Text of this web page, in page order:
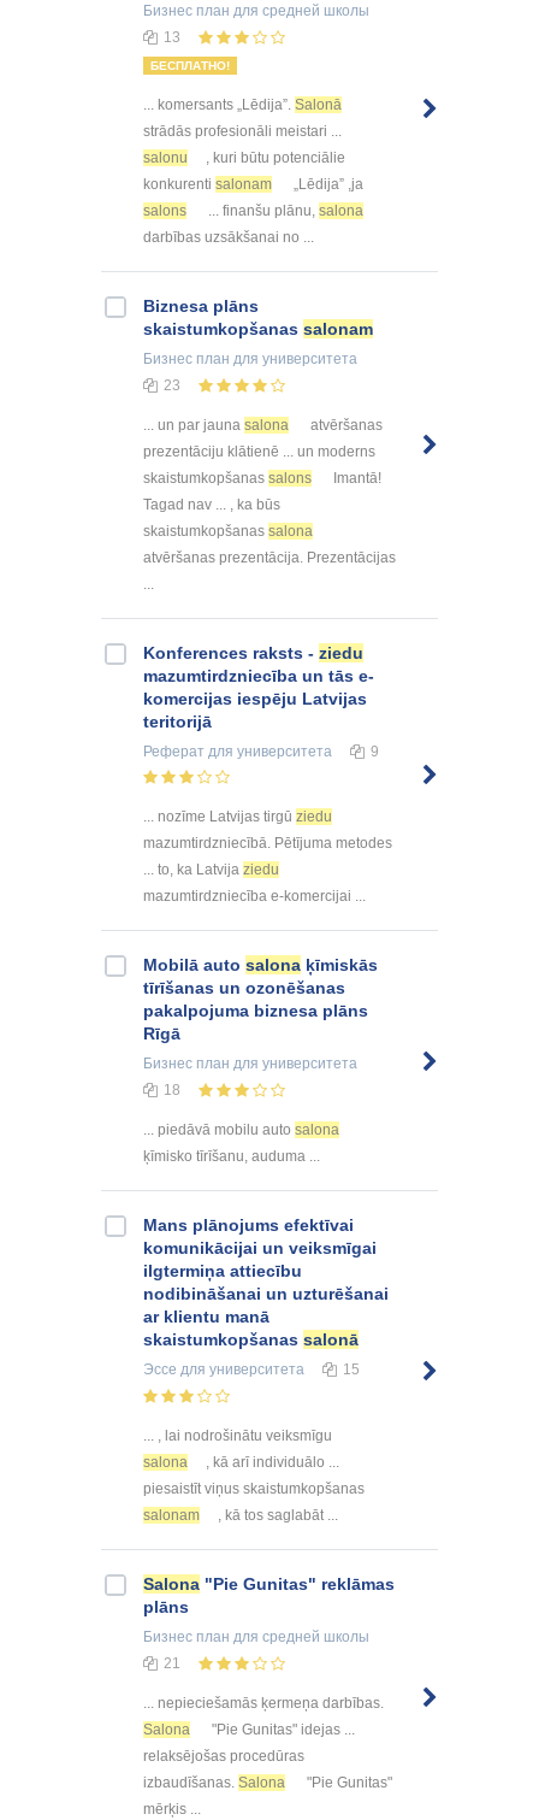
Бизнес план для средней школы
13
БЕСПЛАТНО!
... komersants „Lēdija”. Salonā
strādās profesionāli meistari ...
salonu
, kuri būtu potenciālie
konkurenti salonam
„Lēdija” ,ja
salons
... finanšu plānu, salona
darbības uzsākšanai no ...
Biznesa plāns
skaistumkopšanas salonam
Бизнес план для университета
23
... un par jauna salona
atvēršanas
prezentāciju klātienē ... un moderns
skaistumkopšanas salons
Imantā!
Tagad nav ... , ka būs
skaistumkopšanas salona
atvēršanas prezentācija. Prezentācijas
Konferences raksts - ziedu
mazumtirdzniecība un tās e-
komercijas iespēju Latvijas
teritorijā
Реферат для университета 9
... nozīme Latvijas tirgū ziedu
mazumtirdzniecībā. Pētījuma metodes
... to, ka Latvija ziedu
mazumtirdzniecība e-komercijai ...
Mobilā auto salona ķīmiskās
tīrīšanas un ozonēšanas
pakalpojuma biznesa plāns
Rīgā
Бизнес план для университета
18
... piedāvā mobilu auto salona
ķīmisko tīrīšanu, auduma ...
Mans plānojums efektīvai
komunikācijai un veiksmīgai
ilgtermiņa attiecību
nodibināšanai un uzturēšanai
ar klientu manā
skaistumkopšanas salonā
Эссе для университета 15
... , lai nodrošinātu veiksmīgu
salona
, kā arī individuālo ...
piesaistīt viņus skaistumkopšanas
salonam
, kā tos saglabāt ...
Salona "Pie Gunitas" reklāmas
plāns
Бизнес план для средней школы
21
... nepieciešamās ķermeņa darbības.
Salona
"Pie Gunitas" idejas ...
relaksējošas procedūras
izbaudīšanas. Salona
"Pie Gunitas"
mērķis ...